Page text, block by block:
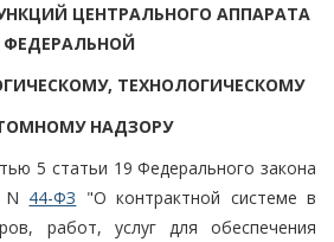
ЦЕНТРАЛЬНОГО АППАРАТА
ФЕДЕРАЛЬНОЙ
ТЕХНОЛОГИЧЕСКОМУ
НАДЗОРУ
5 статьи 19 Федерального закона
N 44-ФЗ "О контрактной системе в
работ, услуг для обеспечения